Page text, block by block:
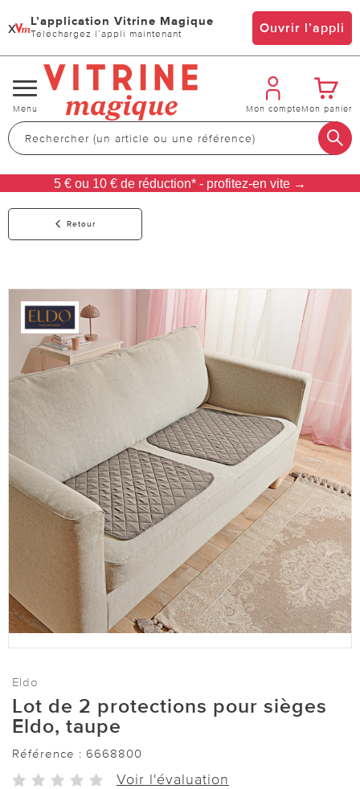
x L’application Vitrine Magique
Téléchargez l’appli maintenant Ouvrir l’appli
Changer
de
navigation
Menu Mon compteMon panier
5 € ou 10 € de réduction* - profitez-en vite →
Retour
Eldo
Lot de 2 protections pour sièges
Eldo, taupe
Référence : 6668800
Voir l'évaluation